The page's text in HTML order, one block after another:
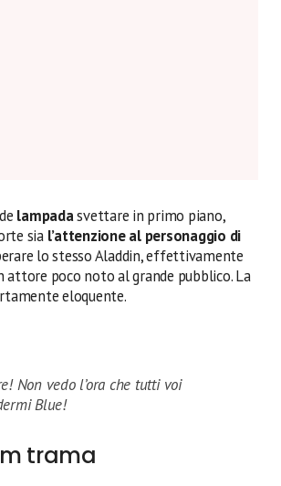
lampadasvettare in primo piano,
sia l’attenzione al personaggio di
lo stesso Aladdin, effettivamente
poco noto al grande pubblico. La
eloquente.
Non vedo l’ora che tutti voi
Blue!
trama